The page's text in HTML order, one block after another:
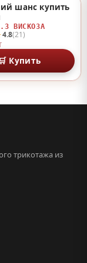
♡
4.8(21)
шанс купить
ВИСКОЗА
🛒 Купить
трикотажа из